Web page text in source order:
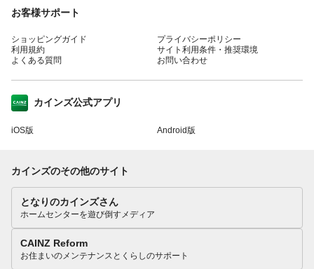
お客様サポート
ショッピングガイド
利用規約
よくある質問
プライバシーポリシー
サイト利用条件・推奨環境
お問い合わせ
カインズ公式アプリ
iOS版 Android版
カインズのその他のサイト
となりのカインズさん
ホームセンターを遊び倒すメディア
CAINZ Reform
お住まいのメンテナンスとくらしのサポート